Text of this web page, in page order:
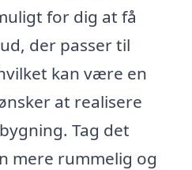
for dig at få
der passer til
kan være en
at realisere
Tag det
mere rummelig og